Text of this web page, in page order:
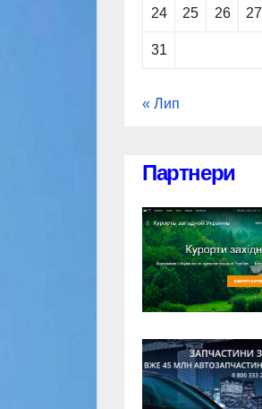
24 25 26 27
31
« Лип
Партнери